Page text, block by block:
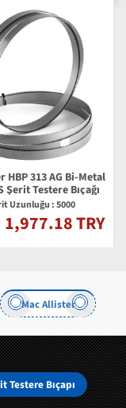
HBP 313 AG Bi-Metal
Şerit Testere Bıçağı
Uzunluğu : 5000
1,977.18 TRY
Mac Allister
Testere Bıçapı